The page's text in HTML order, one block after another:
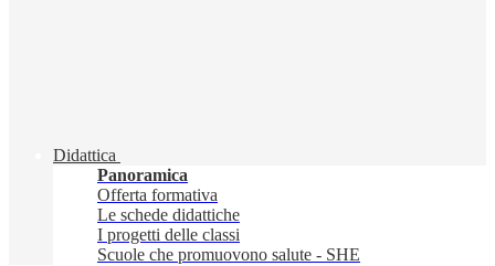
Didattica
Panoramica
Offerta formativa
Le schede didattiche
I progetti delle classi
Scuole che promuovono salute - SHE